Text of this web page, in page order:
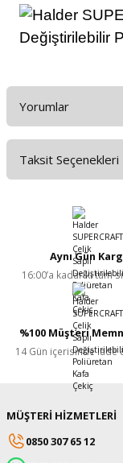
Yorumlar
Taksit Seçenekleri
Aynı Gün
16:00’a kadar ki tüm
%100 Müşteri
14 Gün içerisinde iade
MÜŞTERİ HİZMETLERİ
0850 307 65 12